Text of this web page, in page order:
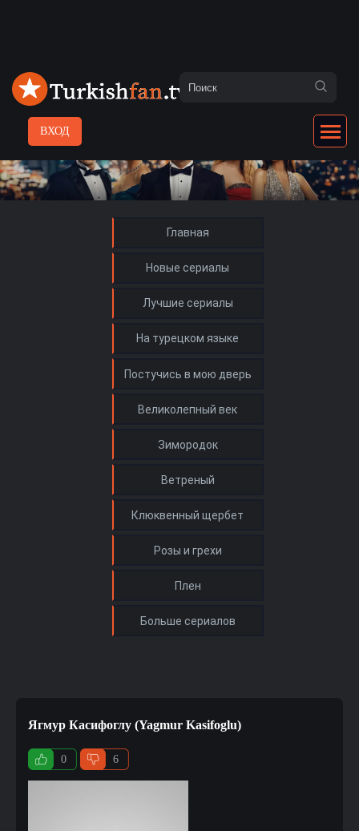
ВХОД
Главная
Новые сериалы
Лучшие сериалы
На турецком языке
Ягмур Касифоглу (Yagmur Kasifoglu)
0 6